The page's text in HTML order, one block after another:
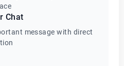
Chat
message with direct